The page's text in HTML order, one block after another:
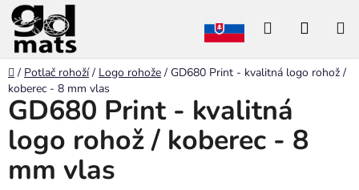
Prejsť
na
obsah
Hľadať
Domov
/ Potlač rohoží / Logo rohože / GD680 Print - kvalitná logo rohož /
koberec - 8 mm vlas
GD680 Print - kvalitná
logo rohož / koberec - 8
mm vlas